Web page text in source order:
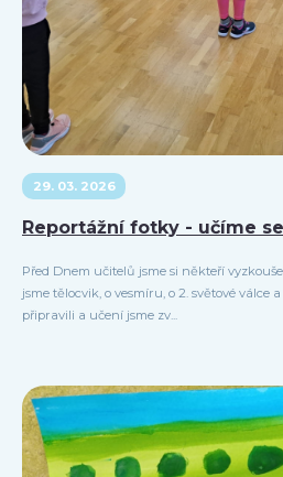
29. 03. 2026
Reportážní fotky - učíme
Před Dnem učitelů jsme si někteří
jsme tělocvik, o vesmíru, o 2. světové válce
připravili a učení jsme zv...